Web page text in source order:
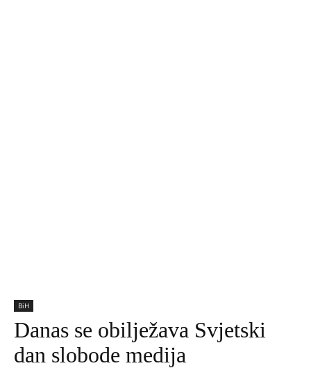
BiH
Danas se obilježava Svjetski
dan slobode medija